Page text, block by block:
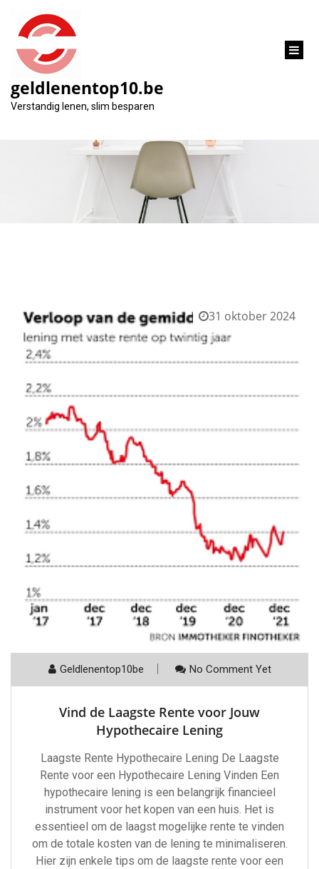
gaan
geldlenentop10.be
Verstandig lenen, slim besparen
Categorie:
31 oktober 2024
Geldlenentop10be No Comment Yet
Vind de Laagste Rente voor Jouw
Hypothecaire Lening
Laagste Rente Hypothecaire Lening De Laagste
Rente voor een Hypothecaire Lening Vinden Een
hypothecaire lening is een belangrijk financieel
instrument voor het kopen van een huis. Het is
essentieel om de laagst mogelijke rente te vinden
om de totale kosten van de lening te minimaliseren.
Hier zijn enkele tips om de laagste rente voor een